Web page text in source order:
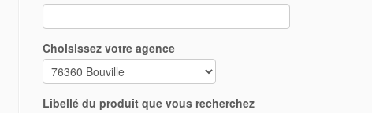
Choisissez votre agence
Libellé du produit que vous recherchez